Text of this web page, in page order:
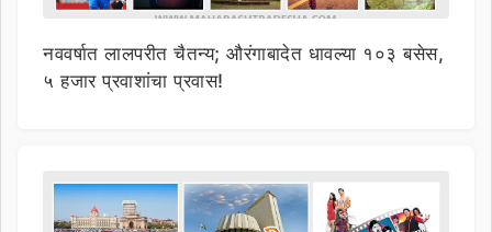
नववर्षात लालपरीत चैतन्य; औरंगाबादेत धावल्या १०३ बसेस,
५ हजार प्रवाशांचा प्रवास!